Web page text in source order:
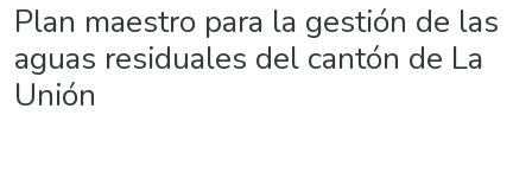
Plan maestro para la gestión de las
aguas residuales del cantón de La
Unión